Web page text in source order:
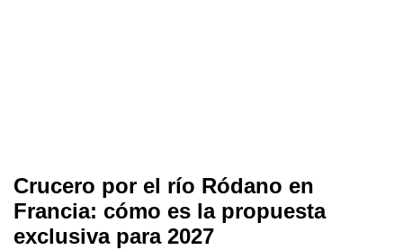
Crucero por el río Ródano en
Francia: cómo es la propuesta
exclusiva para 2027